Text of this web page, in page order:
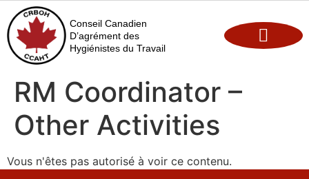
Conseil Canadien
D’agrément des
Hygiénistes du Travail
RM Coordinator –
Other Activities
Vous n'êtes pas autorisé à voir ce contenu.